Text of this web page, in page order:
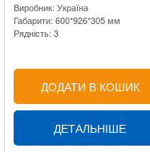
Виробник: Україна
Габарити: 600*926*305 мм
Рядність: 3
ДОДАТИ В КОШИК
ДЕТАЛЬНІШЕ